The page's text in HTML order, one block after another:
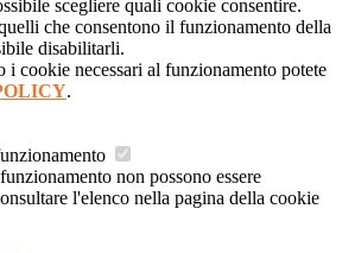
scegliere quali cookie consentire.
che consentono il funzionamento della
disabilitarli.
i cookie necessari al funzionamento potete
.
non possono essere
l'elenco nella pagina della cookie